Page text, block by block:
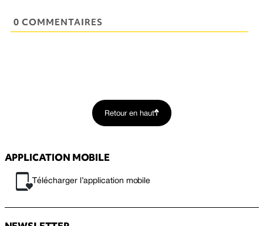
0 COMMENTAIRES
Retour en haut
APPLICATION MOBILE
Télécharger l’application mobile